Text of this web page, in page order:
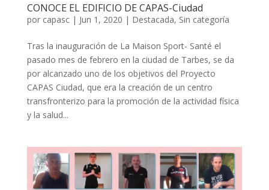
CONOCE EL EDIFICIO DE CAPAS-Ciudad
por capasc| Jun 1, 2020 | Destacada, Sin categoría
Tras la inauguración de La Maison Sport- Santé el
pasado mes de febrero en la ciudad de Tarbes, se da
por alcanzado uno de los objetivos del Proyecto
CAPAS Ciudad, que era la creación de un centro
transfronterizo para la promoción de la actividad física
y la salud...